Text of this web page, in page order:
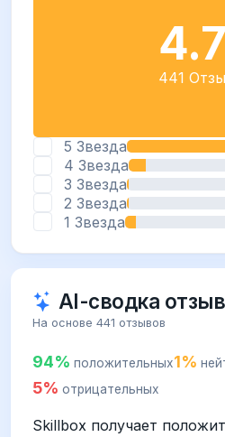
4.7
441
5 Звезда
4 Звезда
3 Звезда
2 Звезда
1 Звезда
AI-сводка
На основе 441 отзывов
94% положительных1%
5% отрицательных
Skillbox получает